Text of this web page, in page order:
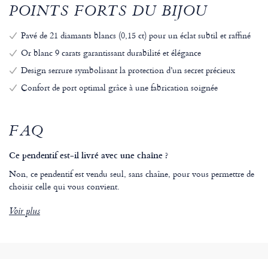
POINTS FORTS DU BIJOU
Pavé de 21 diamants blancs (0,15 ct) pour un éclat subtil et raffiné
Or blanc 9 carats garantissant durabilité et élégance
Design serrure symbolisant la protection d’un secret précieux
Confort de port optimal grâce à une fabrication soignée
FAQ
Ce pendentif est-il livré avec une chaîne ?
Non, ce pendentif est vendu seul, sans chaîne, pour vous permettre de
choisir celle qui vous convient.
Voir plus